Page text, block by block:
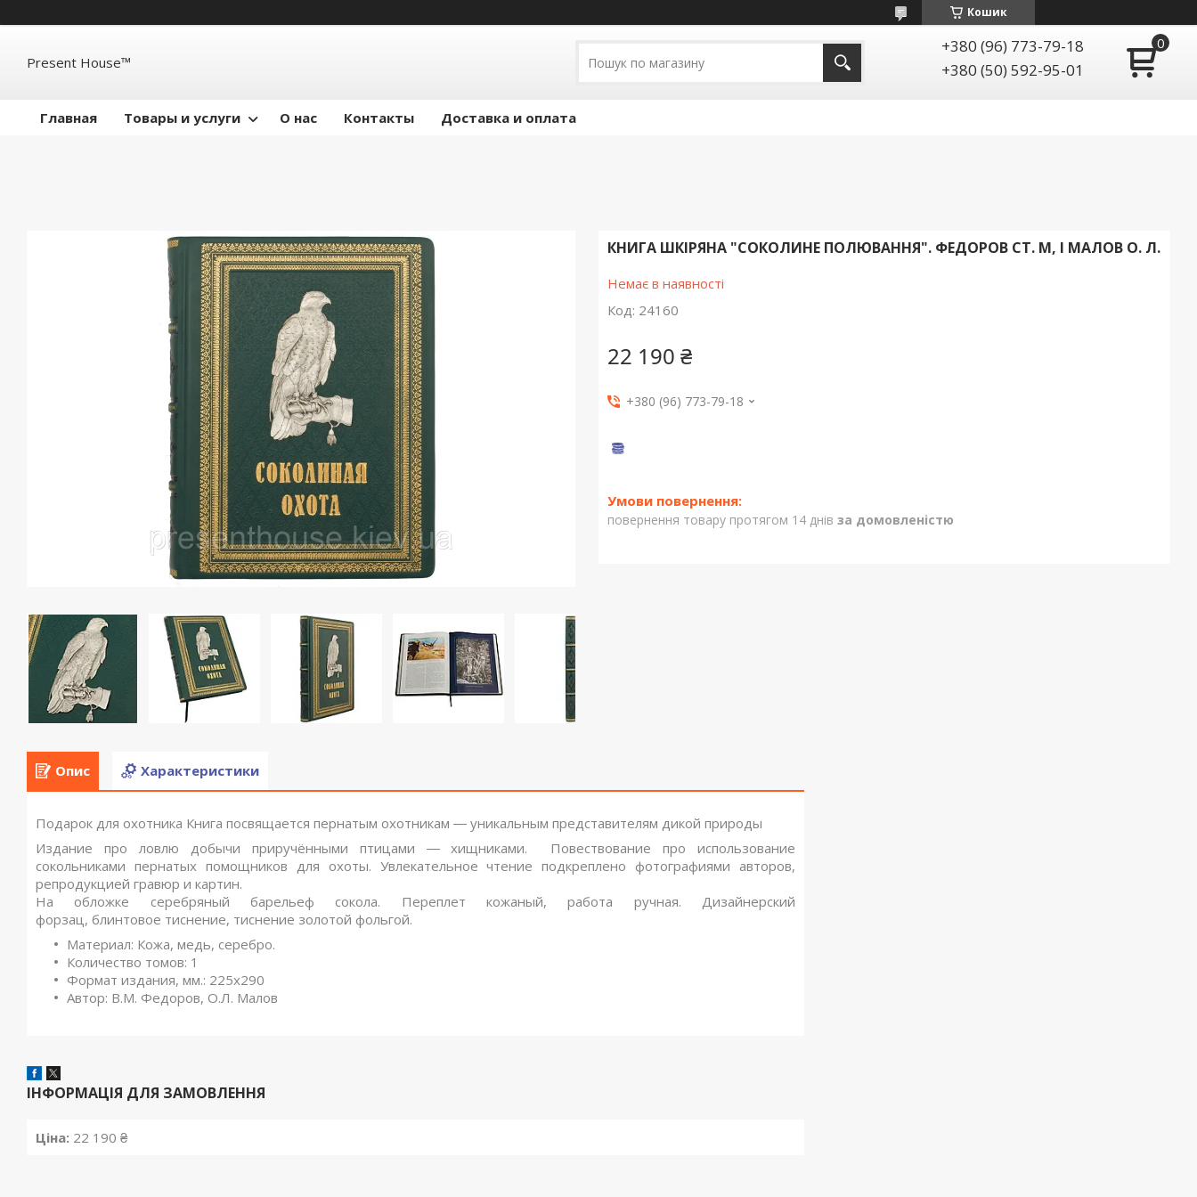
Кошик
Present House™
+380 (96) 773-79-18
+380 (50) 592-95-01
Главная Товары и услуги О нас Контакты Доставка и оплата
КНИГА ШКІРЯНА "СОКОЛИНЕ ПОЛЮВАННЯ". ФЕДОРОВ СТ. М, І МАЛОВ О. Л.
Немає в наявності
Код: 24160
22 190 ₴
+380 (96) 773-79-18
повернення товару протягом 14 днів за домовленістю
Опис Характеристики
Подарок для охотника Книга посвящается пернатым охотникам ― уникальным представителям дикой природы
Издание про ловлю добычи приручёнными птицами ― хищниками. Повествование про использование
сокольниками пернатых помощников для охоты. Увлекательное чтение подкреплено фотографиями авторов,
репродукцией гравюр и картин.
На обложке серебряный барельеф сокола. Переплеткожаный, работа ручная. Дизайнерский
форзац, блинтовое тиснение, тиснение золотой фольгой.
Материал: Кожа, медь, серебро.
Количество томов: 1
Формат издания, мм.: 225х290
Автор: В.М. Федоров, О.Л. Малов
ІНФОРМАЦІЯ ДЛЯ ЗАМОВЛЕННЯ
Ціна: 22 190 ₴